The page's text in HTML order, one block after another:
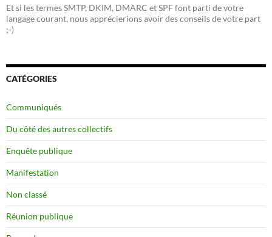
Et si les termes SMTP, DKIM, DMARC et SPF font parti de votre
langage courant, nous apprécierions avoir des conseils de votre part
;-)
CATÉGORIES
Communiqués
Du côté des autres collectifs
Enquête publique
Manifestation
Non classé
Réunion publique